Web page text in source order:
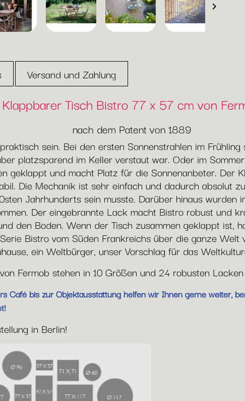

Versand und Zahlung
Klappbarer Tisch Bistro 77 x 57 cm von
nach dem Patent von 1889
sein. Bei den ersten Sonnenstrahlen im
platzsparend im Keller verstaut war. Oder im
geklappt und macht Platz für die Sonnenanbeter. Der
Die Mechanik ist sehr einfach und dadurch absolut
Jahrhunderts sein musste. Darüber hinaus wurden
Der eingebrannte Lack macht Bistro robust und
den Boden. Wenn der Tisch zusammen geklappt ist,
Bistro vom Süden Frankreichs über die ganze Welt
ein Weltbürger, unser Vorschlag für das
Fermob stehen in 10 Größen und 24 robusten
Café bis zur Objektausstattung helfen wir Ihnen gerne weiter,
in Berlin!